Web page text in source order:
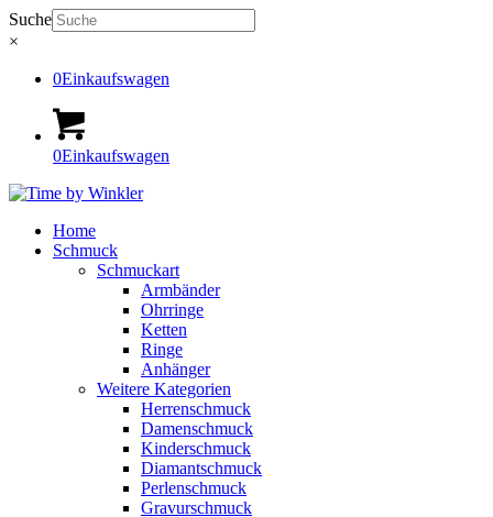
Suche
×
0Einkaufswagen
0Einkaufswagen
Home
Schmuck
Schmuckart
Armbänder
Ohrringe
Ketten
Ringe
Anhänger
Weitere Kategorien
Herrenschmuck
Damenschmuck
Kinderschmuck
Diamantschmuck
Perlenschmuck
Gravurschmuck